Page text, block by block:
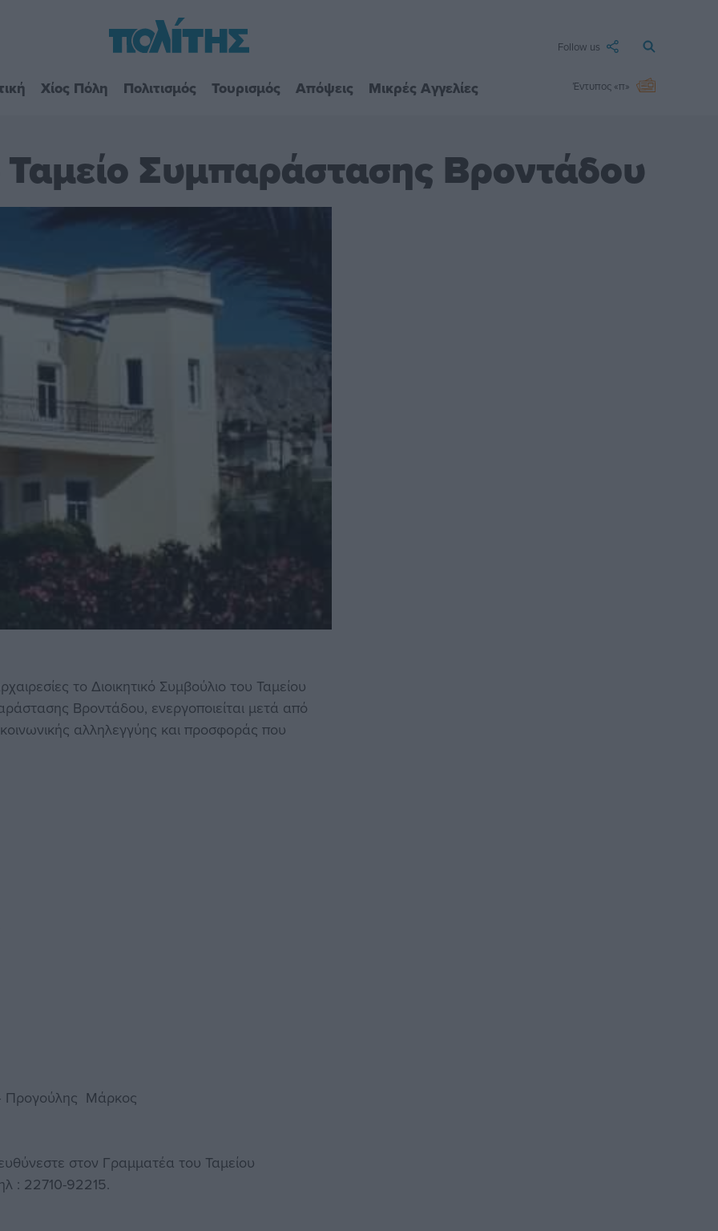
Follow us
Χίος Πόλη Πολιτισμός Τουρισμός Απόψεις Μικρές Αγγελίες Έντυπος «π»
Ταμείο Συμπαράστασης Βροντάδου
το Διοικητικό Συμβούλιο του Ταμείου
Βροντάδου, ενεργοποιείται μετά από
αλληλεγγύης και προσφοράς που
Προγούλης Μάρκος
στον Γραμματέα του Ταμείου
: 22710-92215.